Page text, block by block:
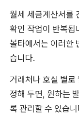
월세 세금계산서를
확인 작업이 반복됩
볼타에서는 이러한
습니다.
거래처나 호실 별로
정해 두면, 원하는
록 관리할 수 있습